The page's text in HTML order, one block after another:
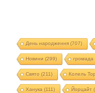
День народження(707)
Новини (299) громада
Свято (211) Колель
Ханука (111) Йорцайт